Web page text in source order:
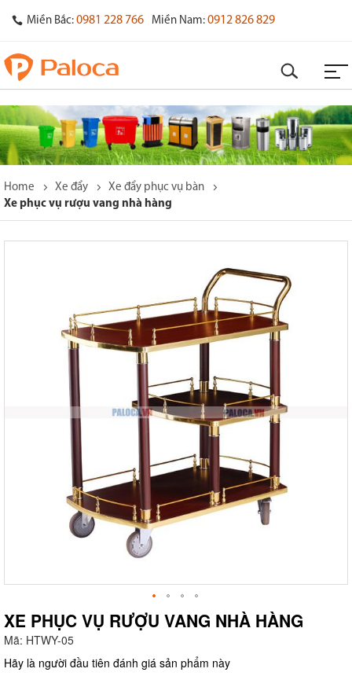
Miền Bắc: 0981 228 766 Miền Nam: 0912 826 829
Home Xe đẩy
Xe đẩy phục vụ bàn
Xe phục vụ rượu vang nhà hàng
XE PHỤC VỤ RƯỢU VANG NHÀ HÀNG
Mã: HTWY-05
Hãy là người đầu tiên đánh giá sản phẩm này